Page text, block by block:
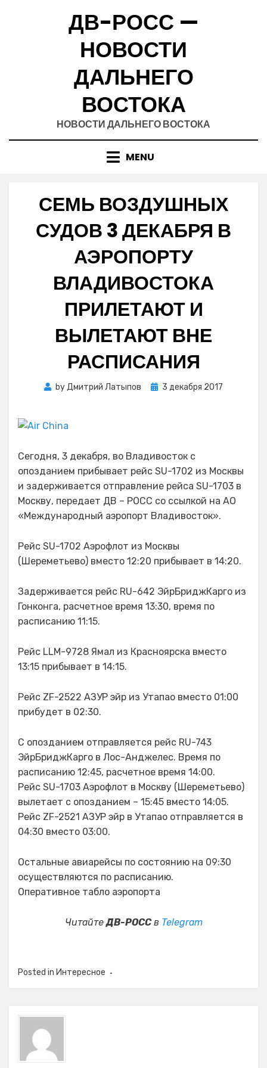
ДВ-РОСС —
НОВОСТИ
ДАЛЬНЕГО
ВОСТОКА
НОВОСТИ ДАЛЬНЕГО ВОСТОКА
MENU
СЕМЬ ВОЗДУШНЫХ
СУДОВ 3 ДЕКАБРЯ В
АЭРОПОРТУ
ВЛАДИВОСТОКА
ПРИЛЕТАЮТ И
ВЫЛЕТАЮТ ВНЕ
РАСПИСАНИЯ
byДмитрий Латыпов
Posted
3 декабря 2017
Сегодня, 3 декабря, во Владивосток с
опозданием прибывает рейс SU-1702 из Москвы
и задерживается отправление рейса SU-1703 в
Москву, передает ДВ – РОСС со ссылкой на АО
«Международный аэропорт Владивосток».
Рейс SU-1702 Аэрофлот из Москвы
(Шереметьево) вместо 12:20 прибывает в 14:20.
Задерживается рейс RU-642 ЭйрБриджКарго из
Гонконга, расчетное время 13:30, время по
расписанию 11:15.
Рейс LLM-9728 Ямал из Красноярска вместо
13:15 прибывает в 14:15.
Рейс ZF-2522 АЗУР эйр из Утапао вместо 01:00
прибудет в 02:30.
С опозданием отправляется рейс RU-743
ЭйрБриджКарго в Лос-Анджелес. Время по
расписанию 12:45, расчетное время 14:00.
Рейс SU-1703 Аэрофлот в Москву (Шереметьево)
вылетает с опозданием – 15:45 вместо 14:05.
Рейс ZF-2521 АЗУР эйр в Утапао отправляется в
04:30 вместо 03:00.
Остальные авиарейсы по состоянию на 09:30
осуществляются по расписанию.
Оперативное табло аэропорта
ЧитайтеДВ-РОССв Telegram
Posted in Интересное